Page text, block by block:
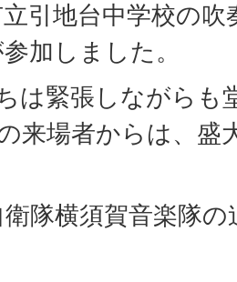
引地台中学校の
加しました。
は緊張しながらも
来場者からは、盛
衛隊横須賀音楽隊